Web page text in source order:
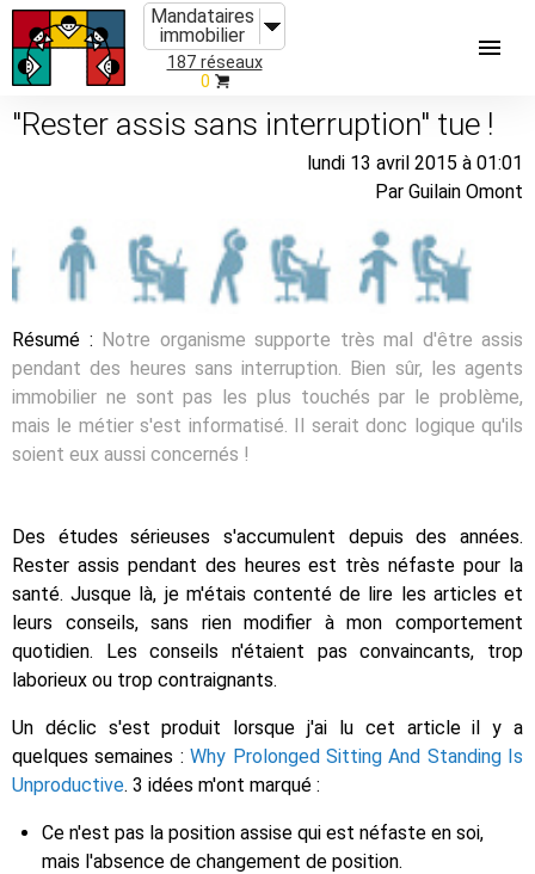
Mandataires
immobilier
187 réseaux
0
"Rester assis sans interruption" tue !
lundi 13 avril 2015 à 01:01
Par Guilain Omont
Résumé : Notre organisme supporte très mal d'être assis
pendant des heures sans interruption. Bien sûr, les agents
immobilier ne sont pas les plus touchés par le problème,
mais le métier s'est informatisé. Il serait donc logique qu'ils
soient eux aussi concernés !
Des études sérieuses s'accumulent depuis des années.
Rester assis pendant des heures est très néfaste pour la
santé. Jusque là, je m'étais contenté de lire les articles et
leurs conseils, sans rien modifier à mon comportement
quotidien. Les conseils n'étaient pas convaincants, trop
laborieux ou trop contraignants.
Un déclic s'est produit lorsque j'ai lu cet article il y a
quelques semaines :Why Prolonged Sitting And Standing Is
Unproductive. 3 idées m'ont marqué :
Ce n'est pas la position assise qui est néfaste en soi,
mais l'absence de changement de position.